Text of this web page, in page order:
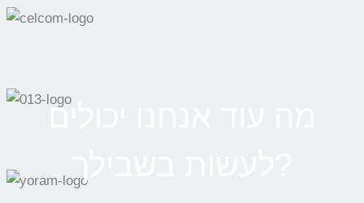
מה עוד אנחנו יכולים